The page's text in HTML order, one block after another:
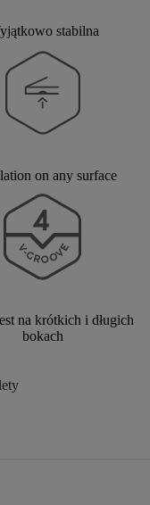
stabilna
on any surface
na krótkich i długich
bokach